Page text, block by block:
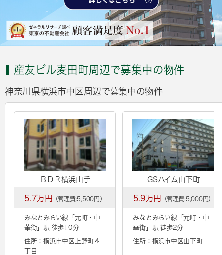
産友ビル麦田町周辺で募集中の物件
神奈川県横浜市中区周辺で募集中の物件
ＢＤＲ横浜⼭⼿
5.7万円 （管理費:5,500円）
みなとみらい線「 元町・中
華街」駅 徒歩10分
住所：横浜市中区上野町４
丁目
GSハイム山下町
5.9万円 （管理費:5,000円）
みなとみらい線「元町・中
華街」駅 徒歩2分
住所：横浜市中区山下町